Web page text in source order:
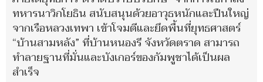
ทหารนาวิกโยธิน สนับสนุนด้วยอาวุธหนักและปืนใหญ่
จากเรือหลวงเทพา เข้าโจมตีและยึดพื้นที่ยุทธศาสตร์
“บ้านสามหลัง” ที่บ้านหนองรี จังหวัดตราด สามารถ
ทำลายฐานที่มั่นและบังเกอร์ของกัมพูชาได้เป็นผล
สำเร็จ